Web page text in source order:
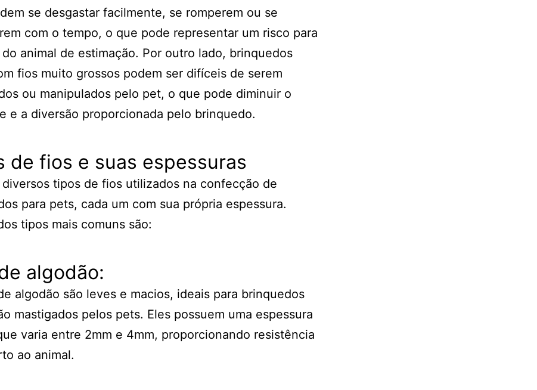
se desgastar facilmente, se romperem ou se
com o tempo, o que pode representar um risco para
do animal de estimação. Por outro lado, brinquedos
fios muito grossos podem ser difíceis de serem
ou manipulados pelo pet, o que pode diminuir o
e a diversão proporcionada pelo brinquedo.
de fios e suas espessuras
diversos tipos de fios utilizados na confecção de
para pets, cada um com sua própria espessura.
tipos mais comuns são:
algodão:
algodão são leves e macios, ideais para brinquedos
mastigados pelos pets. Eles possuem uma espessura
varia entre 2mm e 4mm, proporcionando resistência
ao animal.